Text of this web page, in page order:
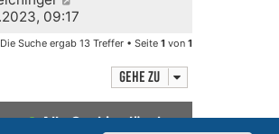
09:17
Die Suche ergab 13 Treffer • Seite 1 von 1
Gehe zu
Alle Cookies löschen